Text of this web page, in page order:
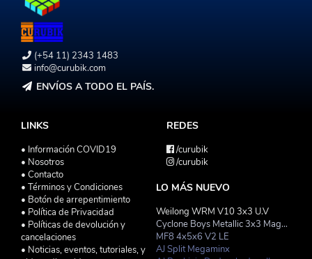
(+54 11) 2343 1483
info@curubik.com
ENVÍOS A TODO EL PAÍS.
LINKS
• Información COVID19
• Nosotros
• Contacto
• Términos y Condiciones
• Botón de arrepentimiento
• Política de Privacidad
• Políticas de devolución y
cancelaciones
• Noticias, eventos, tutoriales, y
REDES
/curubik
/curubik
LO MÁS NUEVO
Weilong WRM V10 3x3 U.V
Cyclone Boys Metallic 3x3 Magnetico Macaron
MF8 4x5x6 V2 LE
AJ Split Megaminx